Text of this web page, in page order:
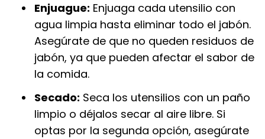
Enjuague: Enjuaga cada utensilio con
agua limpia hasta eliminar todo el jabón.
Asegúrate de que no queden residuos de
jabón, ya que pueden afectar el sabor de
la comida.
Secado: Seca los utensilios con un paño
limpio o déjalos secar al aire libre. Si
optas por la segunda opción, asegúrate